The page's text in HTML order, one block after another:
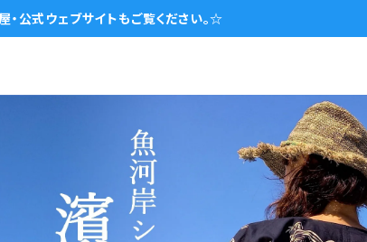
・公式ウェブサイトもご覧ください。☆